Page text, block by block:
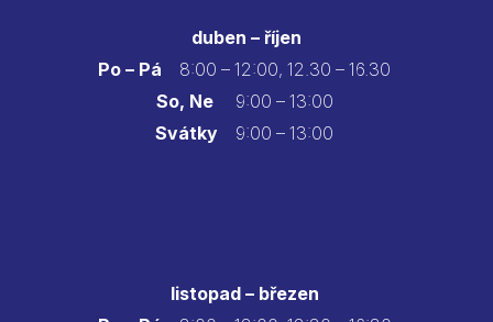
duben – říjen
Po – Pá
8:00 – 12:00, 12.30 – 16.30
So, Ne9:00 – 13:00
Svátky 9:00 – 13:00
listopad – březen